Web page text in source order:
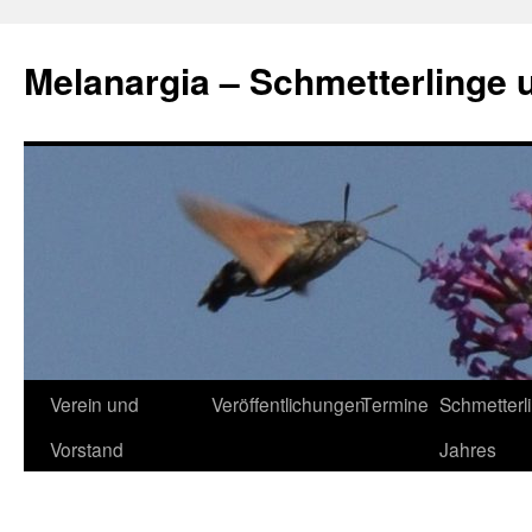
springen
Melanargia – Schmetterlinge
Verein und
Vorstand
VeröffentlichungenTermine
Jahres